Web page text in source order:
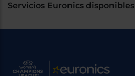
Servicios Euronics disponibles